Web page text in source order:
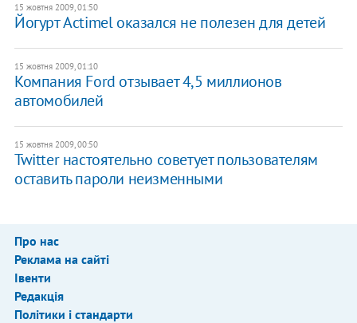
15 жовтня 2009, 01:50
Йогурт Actimel оказался не полезен для детей
15 жовтня 2009, 01:10
Компания Ford отзывает 4,5 миллионов
автомобилей
15 жовтня 2009, 00:50
Twitter настоятельно советует пользователям
оставить пароли неизменными
Про нас
Реклама на сайті
Івенти
Редакція
Політики і стандарти